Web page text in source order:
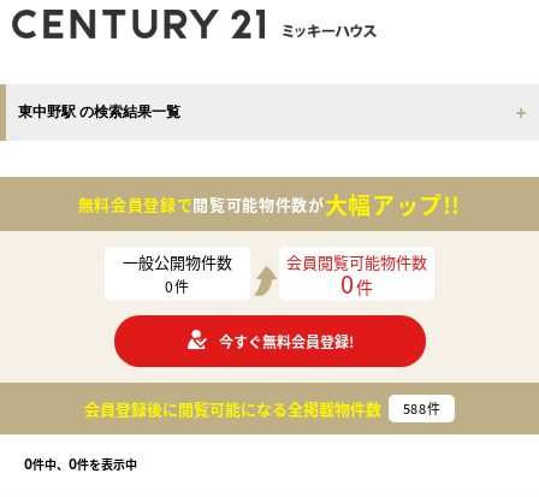
東中野駅 の検索結果一覧
無料会員登録で閲覧可能物件数が大幅アップ!!
一般公開物件数
0件
会員閲覧可能物件数
0件
今すぐ無料会員登録!
会員登録後に閲覧可能になる全掲載物件数 588件
0件中、 0件を表示中